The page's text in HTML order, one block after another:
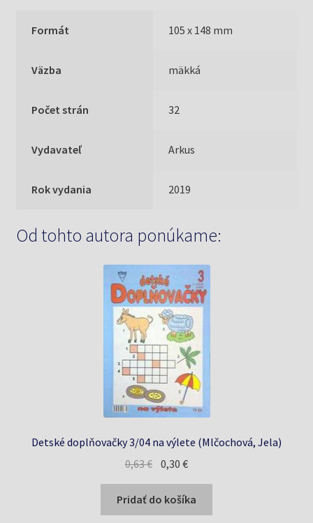
Formát 105 x 148 mm
Väzba mäkká
Počet strán 32
Vydavateľ Arkus
Rok vydania 2019
Od tohto autora ponúkame:
Detské doplňovačky 3/04 na výlete (Mlčochová, Jela)
0,63€ Pôvodná
bola:
0,63 €.
0,30€Aktuálna
je:
0,30 €.
Pridať do košíka